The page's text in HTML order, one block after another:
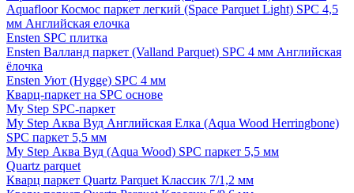
Aquafloor Космос паркет легкий (Space Parquet Light) SPC 4,5
мм Английская елочка
Ensten SPC плитка
Ensten Валланд паркет (Valland Parquet) SPC 4 мм Английская
ёлочка
Ensten Уют (Hygge) SPC 4 мм
Кварц-паркет на SPC основе
My Step SPC-паркет
My Step Аква Вуд Английская Елка (Aqua Wood Herringbone)
SPC паркет 5,5 мм
My Step Аква Вуд (Aqua Wood) SPC паркет 5,5 мм
Quartz parquet
Кварц паркет Quartz Parquet Классик 7/1,2 мм